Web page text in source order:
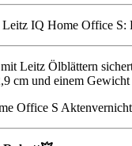
Leitz Ölblättern
cm und einem
Office S